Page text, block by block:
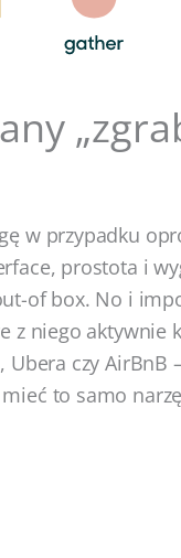
w przypadku
prostota i
of box. No i
z niego aktywnie
czy AirBnB
mieć to samo